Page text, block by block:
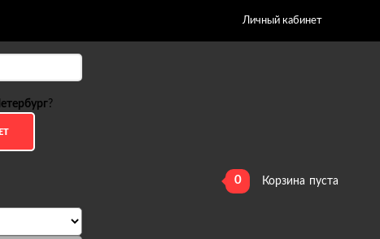
Личный кабинет
?
0 Корзина пуста